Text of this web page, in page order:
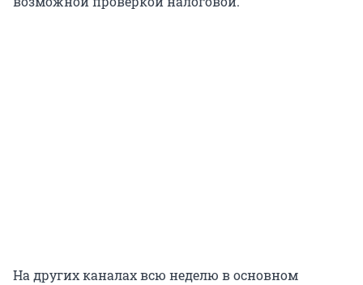
На других каналах всю неделю в основном